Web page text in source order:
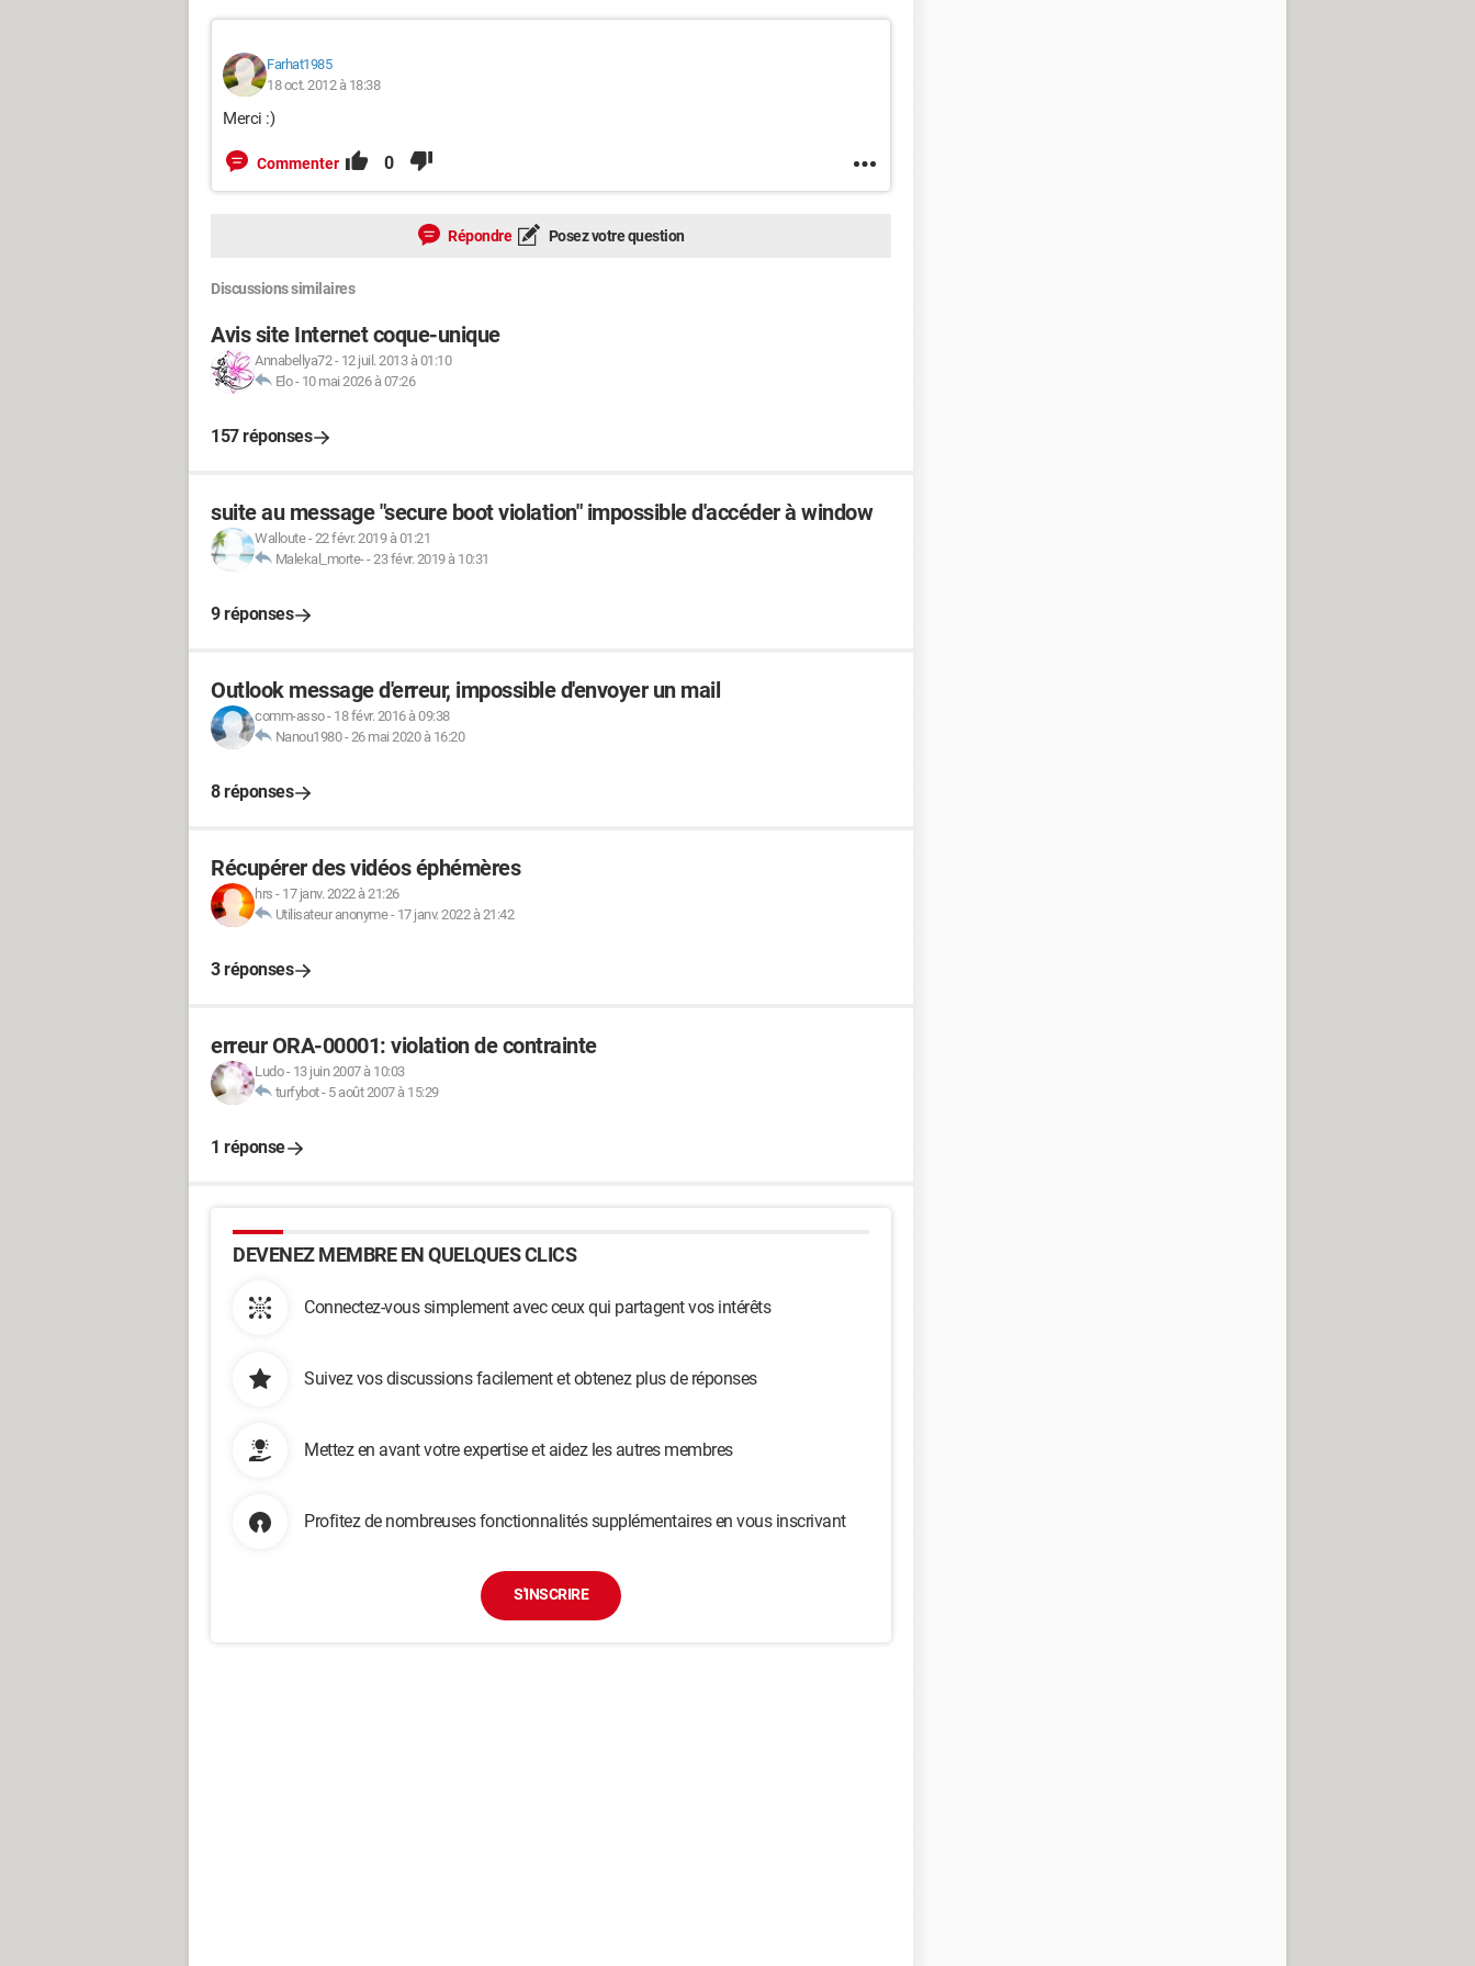
Farhat1985
18 oct. 2012 à 18:38
Merci :)
Commenter 0
Répondre Posez votre question
Discussions similaires
Avis site Internet coque-unique
Annabellya72- 12 juil. 2013 à 01:10
Elo- 10 mai 2026 à 07:26
157 réponses
suite au message "secure boot violation" impossible d'accéder à window
Walloute-22 févr. 2019 à 01:21
Malekal_morte--23 févr. 2019 à 10:31
9 réponses
Outlook message d'erreur, impossible d'envoyer un mail
comm-asso- 18 févr. 2016 à 09:38
Nanou1980-26 mai 2020 à 16:20
8 réponses
Récupérer des vidéos éphémères
hrs - 17 janv. 2022 à 21:26
Utilisateur anonyme- 17 janv. 2022 à 21:42
3 réponses
erreur ORA-00001: violation de contrainte
Ludo- 13 juin 2007 à 10:03
turfybot- 5 août 2007 à 15:29
1 réponse
DEVENEZ MEMBRE EN QUELQUES CLICS
Connectez-vous simplement avec ceux qui partagent vos intérêts
Suivez vos discussions facilement et obtenez plus de réponses
Mettez en avant votre expertise et aidez les autres membres
Profitez de nombreuses fonctionnalités supplémentaires en vous inscrivant
S'INSCRIRE